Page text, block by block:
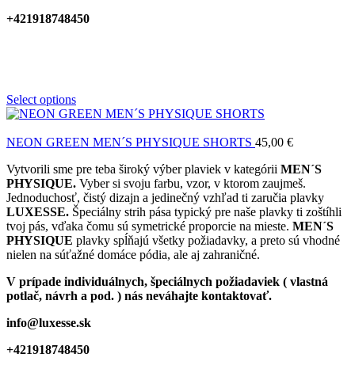
+421918748450
Select options
NEON GREEN MEN´S PHYSIQUE SHORTS 45,00 €
Vytvorili sme pre teba široký výber plaviek v kategórii MEN´S
PHYSIQUE. Vyber si svoju farbu, vzor, v ktorom zaujmeš.
Jednoduchosť, čistý dizajn a jedinečný vzhľad ti zaručia plavky
LUXESSE. Špeciálny strih pása typický pre naše plavky ti zoštíhli
tvoj pás, vďaka čomu sú symetrické proporcie na mieste. MEN´S
PHYSIQUE plavky spĺňajú všetky požiadavky, a preto sú vhodné
nielen na súťažné domáce pódia, ale aj zahraničné.
V prípade individuálnych, špeciálnych požiadaviek ( vlastná
potlač, návrh a pod. ) nás neváhajte kontaktovať.
info@luxesse.sk
+421918748450